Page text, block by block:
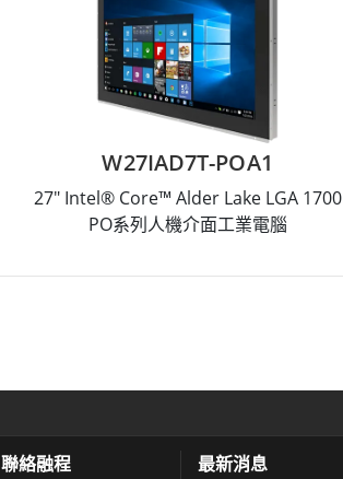
W27IAD7T-POA1
27" Intel® Core™ Alder Lake LGA 1700
PO系列人機介面工業電腦
聯絡融程 最新消息